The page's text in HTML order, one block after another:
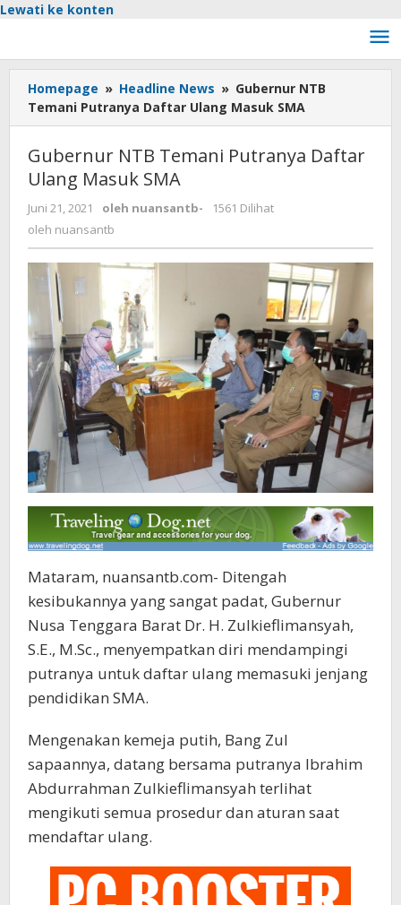
Lewati ke konten
Homepage » Headline News » Gubernur NTB
Temani Putranya Daftar Ulang Masuk SMA
Gubernur NTB Temani Putranya Daftar
Ulang Masuk SMA
Juni 21, 2021 oleh nuansantb-
1561 Dilihat
oleh nuansantb
Mataram, nuansantb.com- Ditengah
kesibukannya yang sangat padat, Gubernur
Nusa Tenggara Barat Dr. H. Zulkieflimansyah,
S.E., M.Sc., menyempatkan diri mendampingi
putranya untuk daftar ulang memasuki jenjang
pendidikan SMA.
Mengenakan kemeja putih, Bang Zul
sapaannya, datang bersama putranya Ibrahim
Abdurrahman Zulkieflimansyah terlihat
mengikuti semua prosedur dan aturan saat
mendaftar ulang.